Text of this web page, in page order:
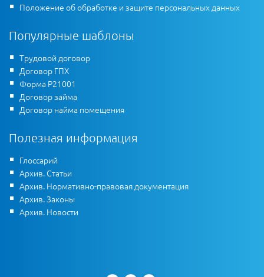
Положение об обработке и защите персональных данных
Популярные шаблоны
Трудовой договор
Договор ГПХ
Форма Р21001
Договор займа
Договор найма помещения
Полезная информация
Глоссарий
Архив. Статьи
Архив. Нормативно-правовая документация
Архив. Законы
Архив. Новости